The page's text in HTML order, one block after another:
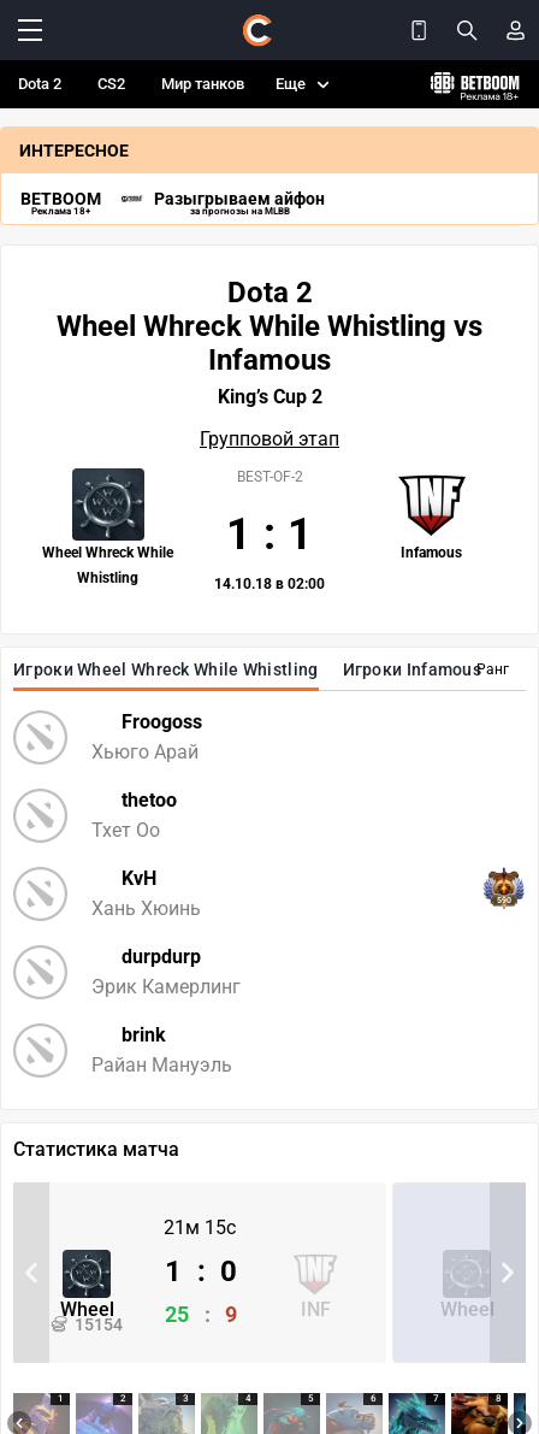
Dota 2 CS2 Мир танков Еще
ИНТЕРЕСНОЕ
BETBOOM
Реклама 18+
Разыгрываем айфон
за прогнозы на MLBB
Ранг
Игроки Wheel Whreck While Whistling Игроки Infamous
Froogoss
Хьюго Арай
thetoo
Тхет Оо
KvH
Хань Хюинь
590
durpdurp
Эрик Камерлинг
brink
Райан Мануэль
Dota 2
Wheel Whreck While Whistling vs
Infamous
King’s Cup 2
Групповой этап
Wheel Whreck While
Whistling
Infamous
BEST-OF-2
1 : 1
14.10.18 в 02:00
Статистика матча
21м 15с
Wheel
15154
INF
1 : 0
25 : 9 Wheel
1 2 3 4 5 6 7 8